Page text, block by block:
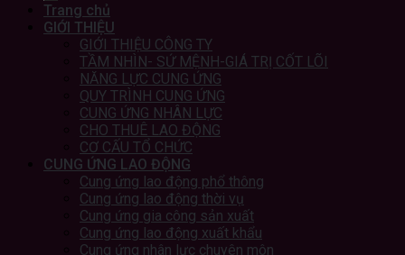
Trang chủ
GIỚI THIỆU
GIỚI THIỆU CÔNG TY
TẦM NHÌN- SỨ MỆNH-GIÁ TRỊ CỐT LÕI
NĂNG LỰC CUNG ỨNG
QUY TRÌNH CUNG ỨNG
CUNG ỨNG NHÂN LỰC
CHO THUÊ LAO ĐỘNG
CƠ CẤU TỔ CHỨC
CUNG ỨNG LAO ĐỘNG
Cung ứng lao động phổ thông
Cung ứng lao động thời vụ
Cung ứng gia công sản xuất
Cung ứng lao động xuất khẩu
Cung ứng nhân lực chuyên môn